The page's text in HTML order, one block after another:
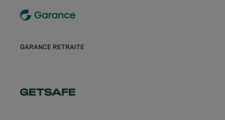
GARANCE RETRAITE